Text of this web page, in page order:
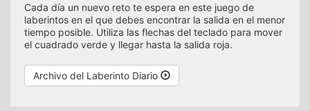
Cada día un nuevo reto te espera en este juego de
laberintos en el que debes encontrar la salida en el menor
tiempo posible. Utiliza las flechas del teclado para mover
el cuadrado verde y llegar hasta la salida roja.
Archivo del Laberinto Diario